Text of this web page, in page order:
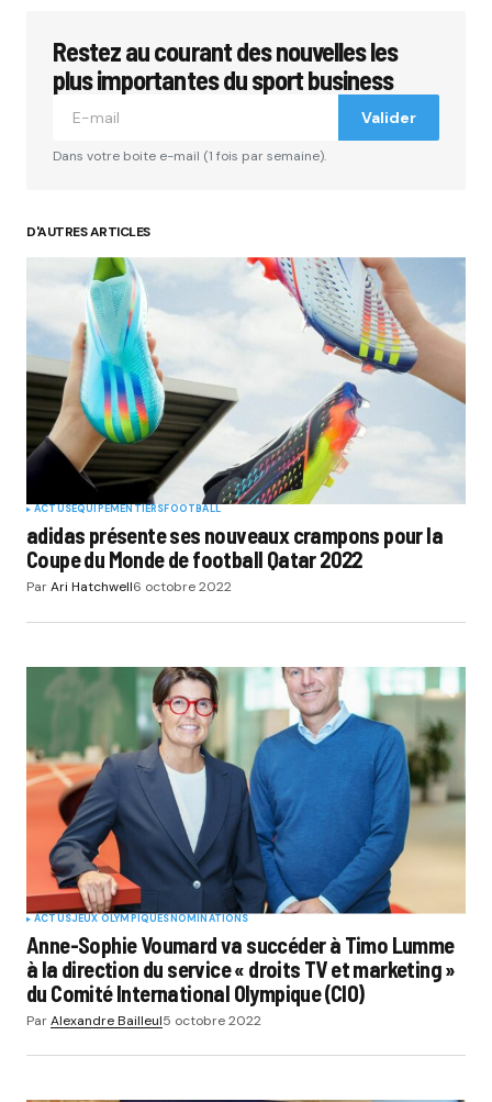
Restez au courant des nouvelles les
plus importantes du sport business
Valider
Dans votre boite e-mail (1 fois par semaine).
D'AUTRES ARTICLES
ACTUSEQUIPEMENTIERSFOOTBALL
adidas présente ses nouveaux crampons pour la
Coupe du Monde de football Qatar 2022
ParAri Hatchwell6 octobre 2022
ACTUSJEUX OLYMPIQUESNOMINATIONS
Anne-Sophie Voumard va succéder à Timo Lumme
à la direction du service « droits TV et marketing »
du Comité International Olympique (CIO)
ParAlexandre Bailleul5 octobre 2022